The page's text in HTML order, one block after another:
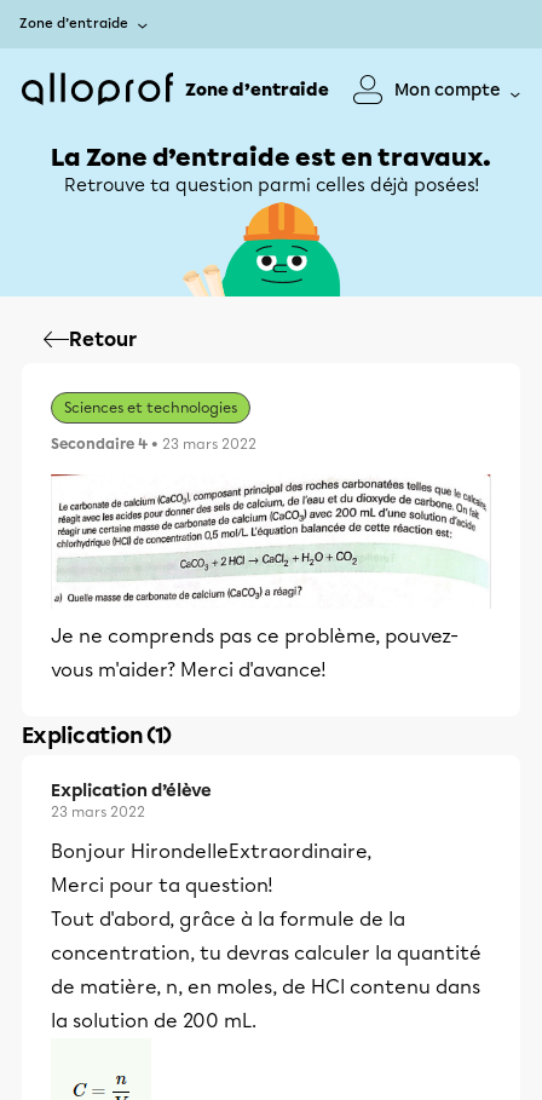
Zone d’entraide
Zone d’entraide Mon compte
La Zone d’entraide est en travaux.
Retrouve ta question parmi celles déjà posées!
Retour
Sciences et technologies
Secondaire 4 • 23 mars 2022
Je ne comprends pas ce problème, pouvez-
vous m'aider? Merci d'avance!
Explication (1)
Explication d’élève
23 mars 2022
Bonjour HirondelleExtraordinaire,
Merci pour ta question!
Tout d'abord, grâce à la formule de la
concentration, tu devras calculer la quantité
de matière, n, en moles, de HCl contenu dans
la solution de 200 mL.